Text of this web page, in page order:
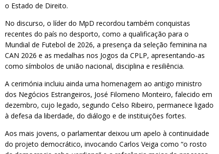
o Estado de Direito.
No discurso, o líder do MpD recordou também conquistas
recentes do país no desporto, como a qualificação para o
Mundial de Futebol de 2026, a presença da seleção feminina na
CAN 2026 e as medalhas nos Jogos da CPLP, apresentando-as
como símbolos de união nacional, disciplina e resiliência.
A cerimónia incluiu ainda uma homenagem ao antigo ministro
dos Negócios Estrangeiros, José Filomeno Monteiro, falecido em
dezembro, cujo legado, segundo Celso Ribeiro, permanece ligado
à defesa da liberdade, do diálogo e de instituições fortes.
Aos mais jovens, o parlamentar deixou um apelo à continuidade
do projeto democrático, invocando Carlos Veiga como “o rosto